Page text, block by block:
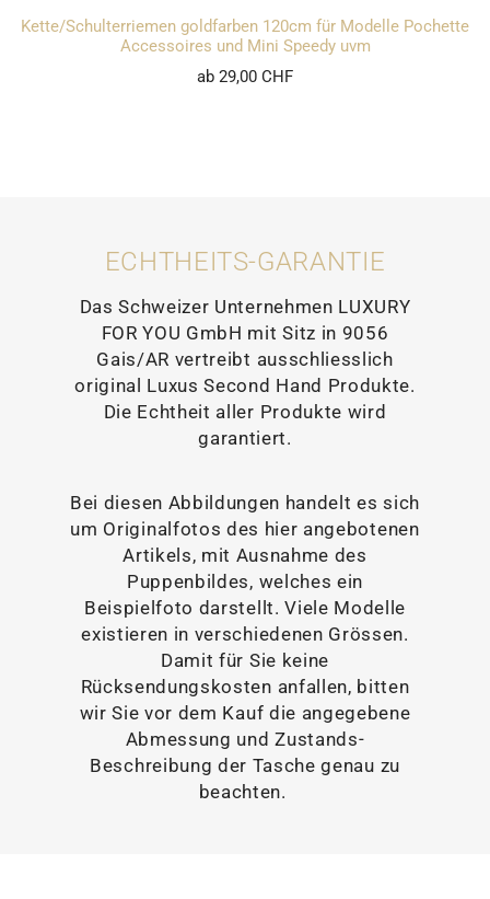
Kette/Schulterriemen goldfarben 120cm für Modelle Pochette
Accessoires und Mini Speedy uvm
ab 29,00 CHF
ECHTHEITS-GARANTIE
Das Schweizer Unternehmen LUXURY
FOR YOU GmbH mit Sitz in 9056
Gais/AR vertreibt ausschliesslich
original Luxus Second Hand Produkte.
Die Echtheit aller Produkte wird
garantiert.
Bei diesen Abbildungen handelt es sich
um Originalfotos des hier angebotenen
Artikels, mit Ausnahme des
Puppenbildes, welches ein
Beispielfoto darstellt. Viele Modelle
existieren in verschiedenen Grössen.
Damit für Sie keine
Rücksendungskosten anfallen, bitten
wir Sie vor dem Kauf die angegebene
Abmessung und Zustands-
Beschreibung der Tasche genau zu
beachten.